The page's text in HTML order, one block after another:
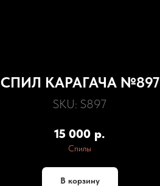
СПИЛ КАРАГАЧА №897
SKU: S897
15 000 р.
Спилы
В корзину